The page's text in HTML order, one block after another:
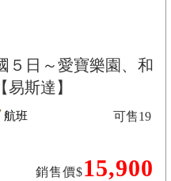
５日～愛寶樂園、和
斯達】
航班
銷售價$15,900
可售19